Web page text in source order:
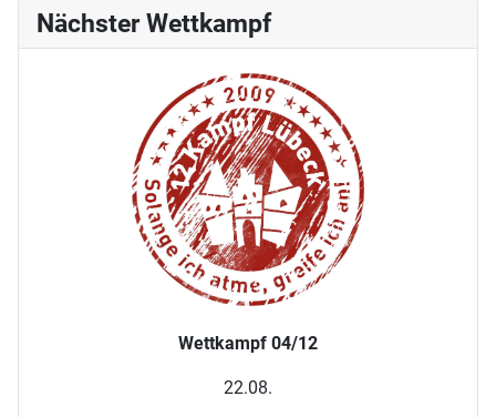
Nächster Wettkampf
Wettkampf 04/12
22.08.